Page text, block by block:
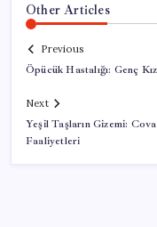
Other Articles
Previous
Öpücük Hastalığı: Genç
Next
Yeşil Taşların Gizemi:
Faaliyetleri